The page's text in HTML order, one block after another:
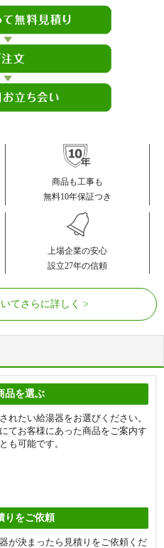
商品も工事も
無料10年保証つき
上場企業の安心
設立27年の信頼
てさらに詳しく
品を選ぶ
れたい給湯器をお選びください。
てお客様にあった商品をご案内す
も可能です。
りをご依頼
が決まったら見積りをご依頼くだ